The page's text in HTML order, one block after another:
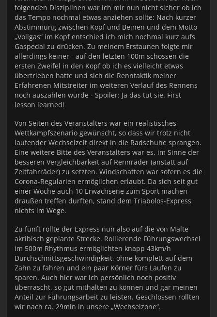
folgenden Disziplinen war ich mir nun nicht sicher ob ich
das Tempo nochmal etwas anziehen sollte: Nach kurzer
Abstimmung zwischen Kopf und Beinen und dem Motto
„Vollgas“ im Kopf entschied ich mich nochmal kurz aufs
Gaspedal zu drücken. Zu meinem Erstaunen folgte mir
allerdings keiner - auf den letzten 100m schossen die
ersten Zweifel in den Kopf ob ich es vielleicht etwas
übertrieben hatte und sich die Renntaktik meiner
Erfahrenen Mitstreiter im weiteren Verlauf des Rennens
noch auszahlen würde - Spoiler: Ja das tut sie. First
lesson learned!
Von Seiten des Veranstalters war ein realistisches
Wettkampfszenario gewünscht, so dass wir trotz nicht
laufender Wechselzeit direkt in die Radschuhe sprangen.
Eine weitere Bitte des Veranstalters war es, im Sinne der
besseren Vergleichbarkeit auf Rennräder (anstatt auf
Zeitfahrräder) zu setzten. Windschatten war sofern es die
Corona-Regularien ermöglichen erlaubt. Da sich seit gut
einer Woche auch 10 Erwachsene zum Sport machen
draußen treffen durften, stand dem Triabolos-Express
nichts im Wege.
Zu fünft rollte der Express nun also auf die von Malte
akribisch geplante Strecke. Rollierende Führungswechsel
im 500m Rhythmus ermöglichten knapp 43km/h
Durchschnittsgeschwindigkeit, ohne komplett auf dem
Zahn zu fahren und ein paar Körner fürs Laufen zu
sparen. Auch hier war ich persönlich noch positiv
überrascht, so gut mithalten zu können und gar meinen
Anteil zur Führungsarbeit zu leisten. Geschlossen rollten
wir nach ca. 29min in unsere „Wechselzone“.